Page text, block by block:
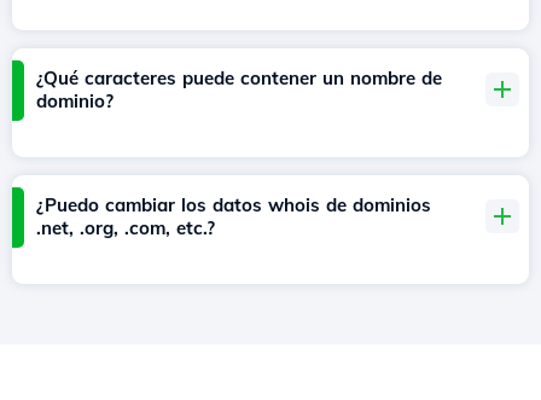
¿Qué caracteres puede contener un nombre de
dominio?
¿Puedo cambiar los datos whois de dominios
.net, .org, .com, etc.?